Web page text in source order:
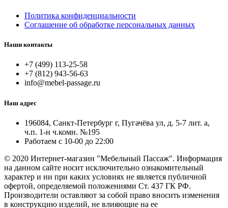
Политика конфиденциальности
Соглашение об обработке персональных данных
Наши контакты
+7 (499) 113-25-58
+7 (812) 943-56-63
info@mebel-passage.ru
Наш адрес
196084, Санкт-Петербург г, Пугачёва ул, д. 5-7 лит. а,
ч.п. 1-н ч.комн. №195
Работаем с 10-00 до 22:00
© 2020 Интернет-магазин "Мебельный Пассаж". Информация
на данном сайте носит исключительно ознакомительный
характер и ни при каких условиях не является публичной
офертой, определяемой положениями Ст. 437 ГК РФ.
Производители оставляют за собой право вносить изменения
в конструкцию изделий, не влияющие на ее